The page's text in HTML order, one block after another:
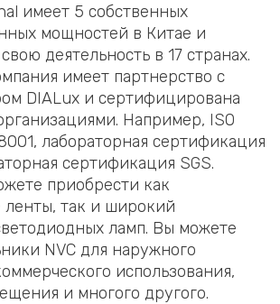
имеет 5 собственных
мощностей в Китае и
деятельность в 17 странах.
имеет партнерство с
DIALux и сертифицирована
Например, ISO
лабораторная сертификация
сертификация SGS.
приобрести как
так и широкий
ламп. Вы можете
NVC для наружного
использования,
и многого другого.